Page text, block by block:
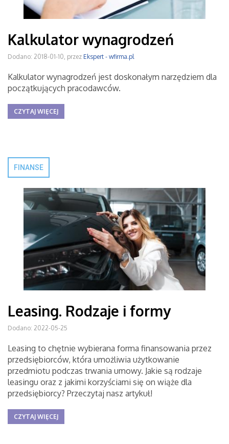
Kalkulator wynagrodzeń
Dodano: 2018-01-10, przez Ekspert - wfirma.pl
Kalkulator wynagrodzeń jest doskonałym narzędziem dla
początkujących pracodawców.
CZYTAJ WIĘCEJ
FINANSE
Leasing. Rodzaje i formy
Dodano: 2022-05-25
Leasing to chętnie wybierana forma finansowania przez
przedsiębiorców, która umożliwia użytkowanie
przedmiotu podczas trwania umowy. Jakie są rodzaje
leasingu oraz z jakimi korzyściami się on wiąże dla
przedsiębiorcy? Przeczytaj nasz artykuł!
CZYTAJ WIĘCEJ